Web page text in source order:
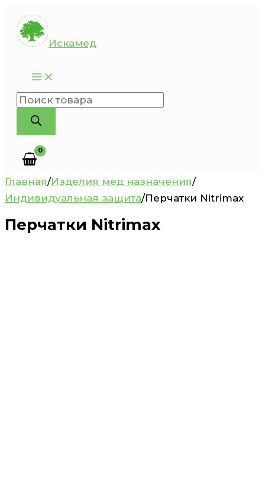
Перейти
содержимому
Искамед
Поиск
товаров
Главная/Изделия мед назначения/
Индивидуальная защита/Перчатки Nitrimax
Перчатки Nitrimax